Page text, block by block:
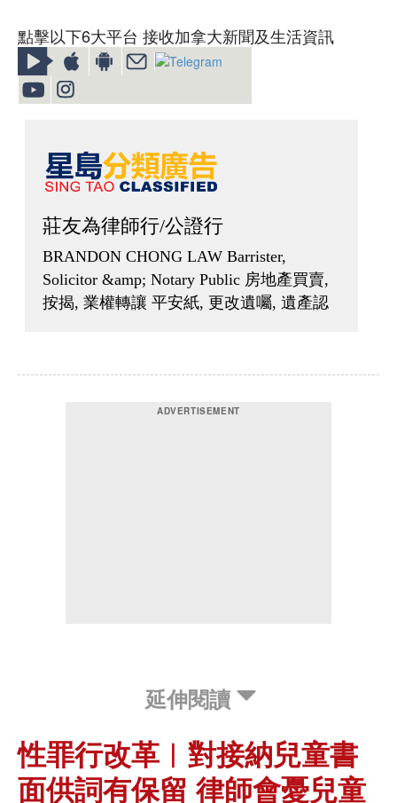
點擊以下6大平台 接收加拿大新聞及生活資訊
延伸閱讀
性罪行改革︱對接納兒童書
面供詞有保留 律師會憂兒童